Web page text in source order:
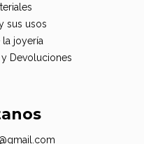
sus usos
la joyería
Devoluciones